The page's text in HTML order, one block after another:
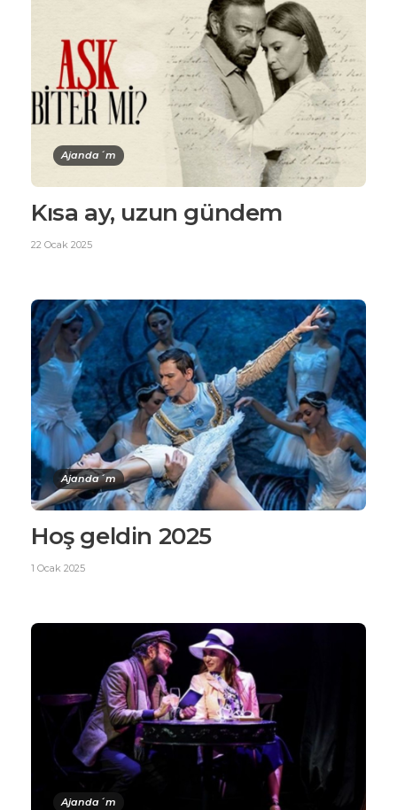
Ajanda´m
Kısa ay, uzun gündem
22 Ocak 2025
Ajanda´m
Hoş geldin 2025
1 Ocak 2025
Ajanda´m